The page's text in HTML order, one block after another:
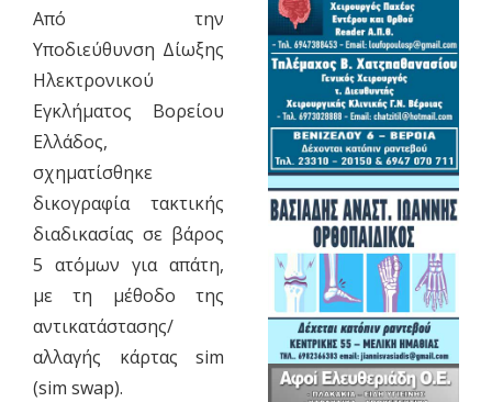
Από την
Υποδιεύθυνση Δίωξης
Ηλεκτρονικού
Εγκλήματος Βορείου
Ελλάδος,
σχηματίσθηκε
δικογραφία τακτικής
διαδικασίας σε βάρος
5 ατόμων για απάτη,
με τη μέθοδο της
αντικατάστασης/
αλλαγής κάρτας sim
(sim swap).